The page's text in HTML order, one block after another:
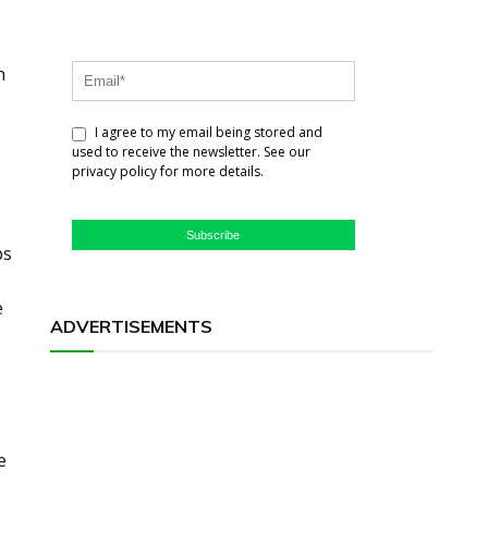
I agree to my email being stored and
used to receive the newsletter. See our
privacy policy for more details.
Subscribe
ADVERTISEMENTS